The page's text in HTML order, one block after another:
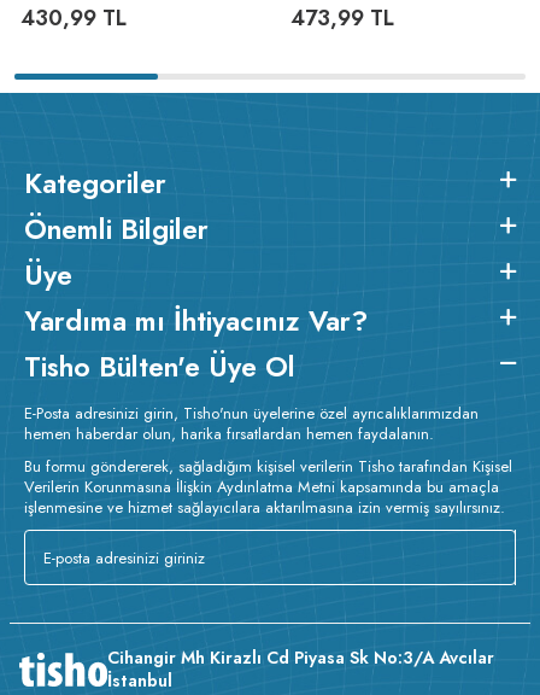
430,99 TL
SWEATSHIRT
473,99TL
Kategoriler
Önemli Bilgiler
Üye
Yardıma mı İhtiyacınız Var?
Tisho Bülten'e Üye Ol
E-Posta adresinizi girin, Tisho'nun üyelerine özel ayrıcalıklarımızdan
hemen haberdar olun, harika fırsatlardan hemen faydalanın.
Bu formu göndererek, sağladığım kişisel verilerin Tisho tarafından Kişisel
Verilerin Korunmasına İlişkin Aydınlatma Metni kapsamında bu amaçla
işlenmesine ve hizmet sağlayıcılara aktarılmasına izin vermiş sayılırsınız.
Cihangir Mh Kirazlı Cd Piyasa Sk No:3/A Avcılar
İstanbul